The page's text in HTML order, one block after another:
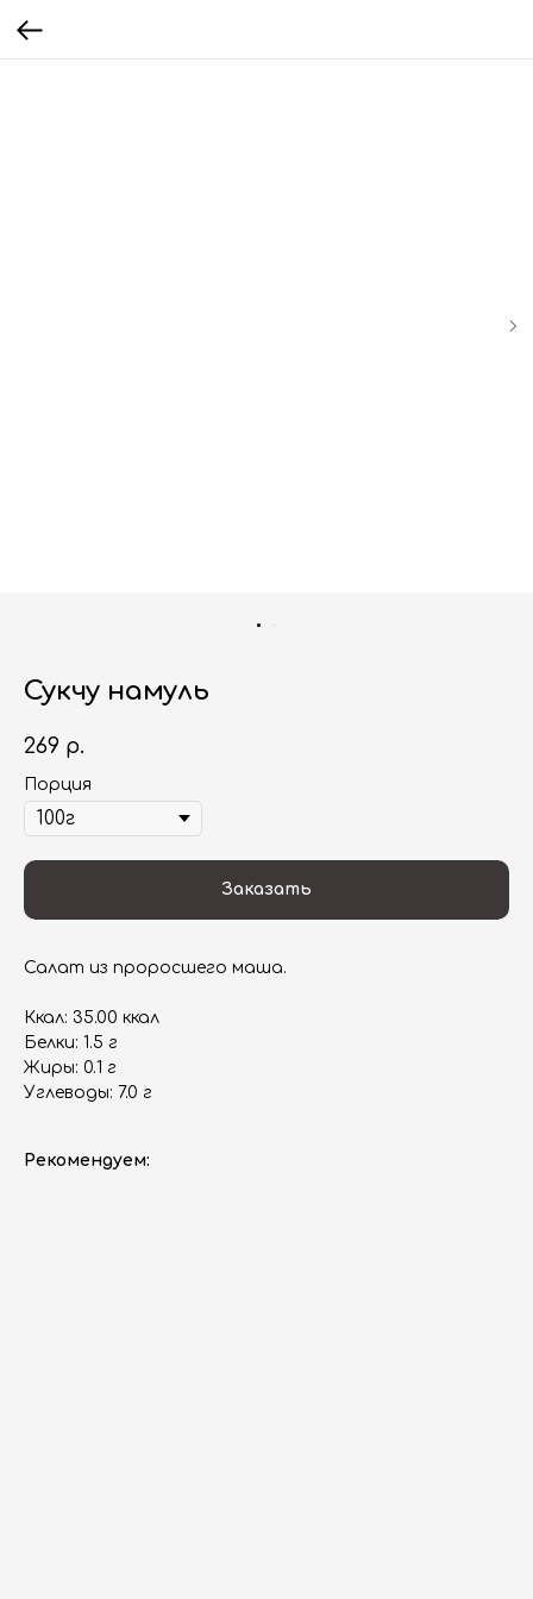
Сукчу намуль
269 р.
Порция
Заказать
Салат из проросшего маша.
Ккал: 35.00 ккал
Белки: 1.5 г
Жиры: 0.1 г
Углеводы: 7.0 г
Рекомендуем: